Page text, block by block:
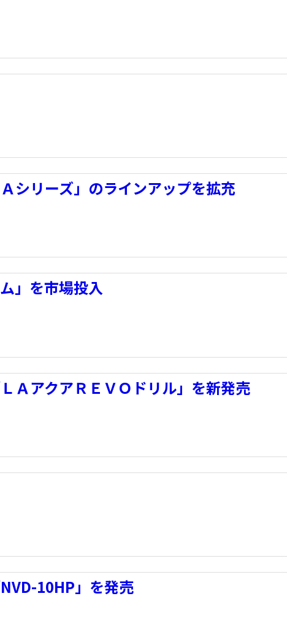
シリーズ」のラインアップを拡充
」を市場投入
ＡアクアＲＥＶＯドリル」を新発売
10HP」を発売